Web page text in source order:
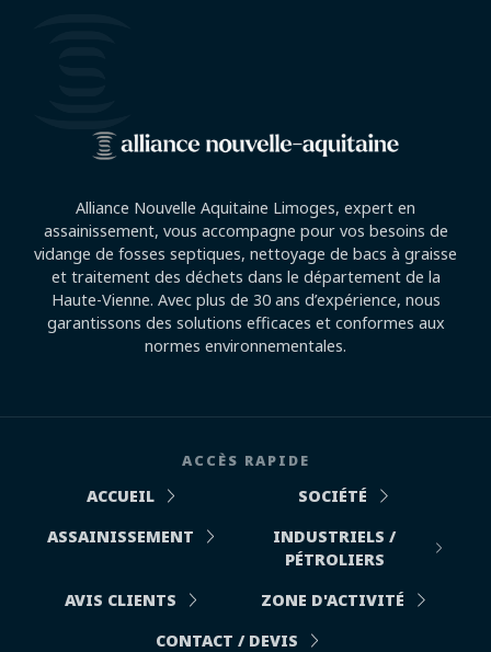
Alliance Nouvelle Aquitaine Limoges, expert en
assainissement, vous accompagne pour vos besoins de
vidange de fosses septiques, nettoyage de bacs à graisse
et traitement des déchets dans le département de la
Haute-Vienne. Avec plus de 30 ans d’expérience, nous
garantissons des solutions efficaces et conformes aux
normes environnementales.
ACCÈS RAPIDE
ACCUEIL
SOCIÉTÉ
ASSAINISSEMENT
INDUSTRIELS /
PÉTROLIERS
AVIS CLIENTS
ZONE D'ACTIVITÉ
CONTACT / DEVIS